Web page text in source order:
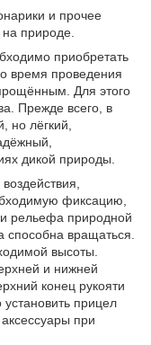
и прочее
природе.
приобретать
время проведения
Для этого
Прежде всего, в
но лёгкий,
дикой природы.
фиксацию,
рельефа природной
способна вращаться.
высоты.
и нижней
конец рукояти
прицел
при